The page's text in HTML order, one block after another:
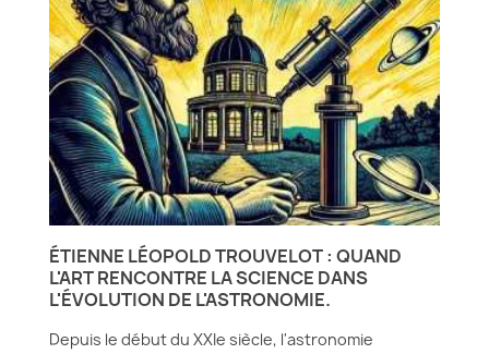
ÉTIENNE LÉOPOLD TROUVELOT : QUAND
L'ART RENCONTRE LA SCIENCE DANS
L'ÉVOLUTION DE L'ASTRONOMIE.
Depuis le début du XXIe siècle, l'astronomie